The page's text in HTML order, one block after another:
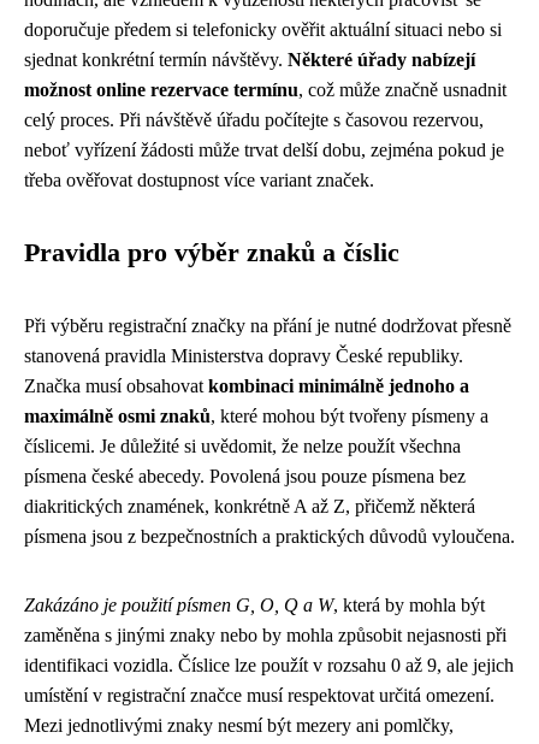
doporučuje předem si telefonicky ověřit aktuální situaci nebo si
sjednat konkrétní termín návštěvy. Některé úřady nabízejí
možnost online rezervace termínu, což může značně usnadnit
celý proces. Při návštěvě úřadu počítejte s časovou rezervou,
neboť vyřízení žádosti může trvat delší dobu, zejména pokud je
třeba ověřovat dostupnost více variant značek.
Pravidla pro výběr znaků a číslic
Při výběru registrační značky na přání je nutné dodržovat přesně
stanovená pravidla Ministerstva dopravy České republiky.
Značka musí obsahovat kombinaci minimálně jednoho a
maximálně osmi znaků, které mohou být tvořeny písmeny a
číslicemi. Je důležité si uvědomit, že nelze použít všechna
písmena české abecedy. Povolená jsou pouze písmena bez
diakritických znamének, konkrétně A až Z, přičemž některá
písmena jsou z bezpečnostních a praktických důvodů vyloučena.
Zakázáno je použití písmen G, O, Q a W, která by mohla být
zaměněna s jinými znaky nebo by mohla způsobit nejasnosti při
identifikaci vozidla. Číslice lze použít v rozsahu 0 až 9, ale jejich
umístění v registrační značce musí respektovat určitá omezení.
Mezi jednotlivými znaky nesmí být mezery ani pomlčky,